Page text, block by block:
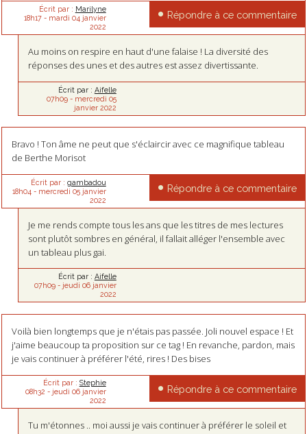
Écrit par : Marilyne
18h17- mardi 04 janvier
2022
Répondre à ce commentaire
Au moins on respire en haut d'une falaise ! La diversité des
réponses des unes et des autres est assez divertissante.
Écrit par : Aifelle
07h09- mercredi 05
janvier 2022
Bravo ! Ton âme ne peut que s'éclaircir avec ce magnifique tableau
de Berthe Morisot
Écrit par : gambadou
18h04 - mercredi 05 janvier
2022
Répondre à ce commentaire
Je me rends compte tous les ans que les titres de mes lectures
sont plutôt sombres en général, il fallait alléger l'ensemble avec
un tableau plus gai.
Écrit par : Aifelle
07h09- jeudi 06 janvier
2022
Voilà bien longtemps que je n'étais pas passée. Joli nouvel espace ! Et
j'aime beaucoup ta proposition sur ce tag ! En revanche, pardon, mais
je vais continuer à préférer l'été, rires ! Des bises
Écrit par : Stephie
08h32 - jeudi 06 janvier
2022
Répondre à ce commentaire
Tu m'étonnes .. moi aussi je vais continuer à préférer le soleil et